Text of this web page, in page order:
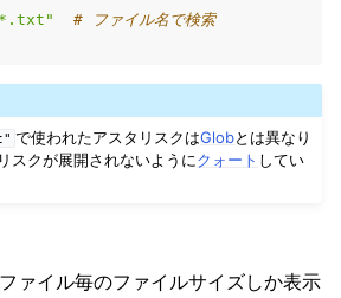
# ファイル名で検索
で使われたアスタリスクはGlobとは異なり
スクが展開されないようにクォート してい
ァイル毎のファイルサイズしか表示